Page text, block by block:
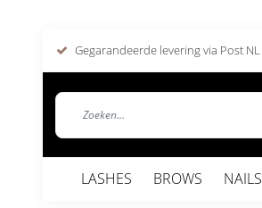
Gegarandeerde levering via Post NL
LASHES BROWS NAILS